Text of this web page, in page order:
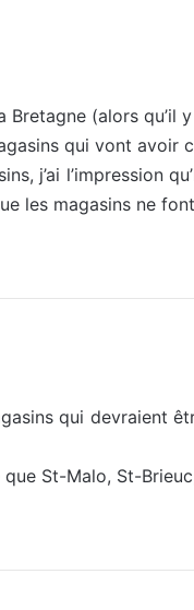
Bretagne (alors
qui vont
j’ai l’impression
les magasins ne
qui devraient
St-Malo, St-